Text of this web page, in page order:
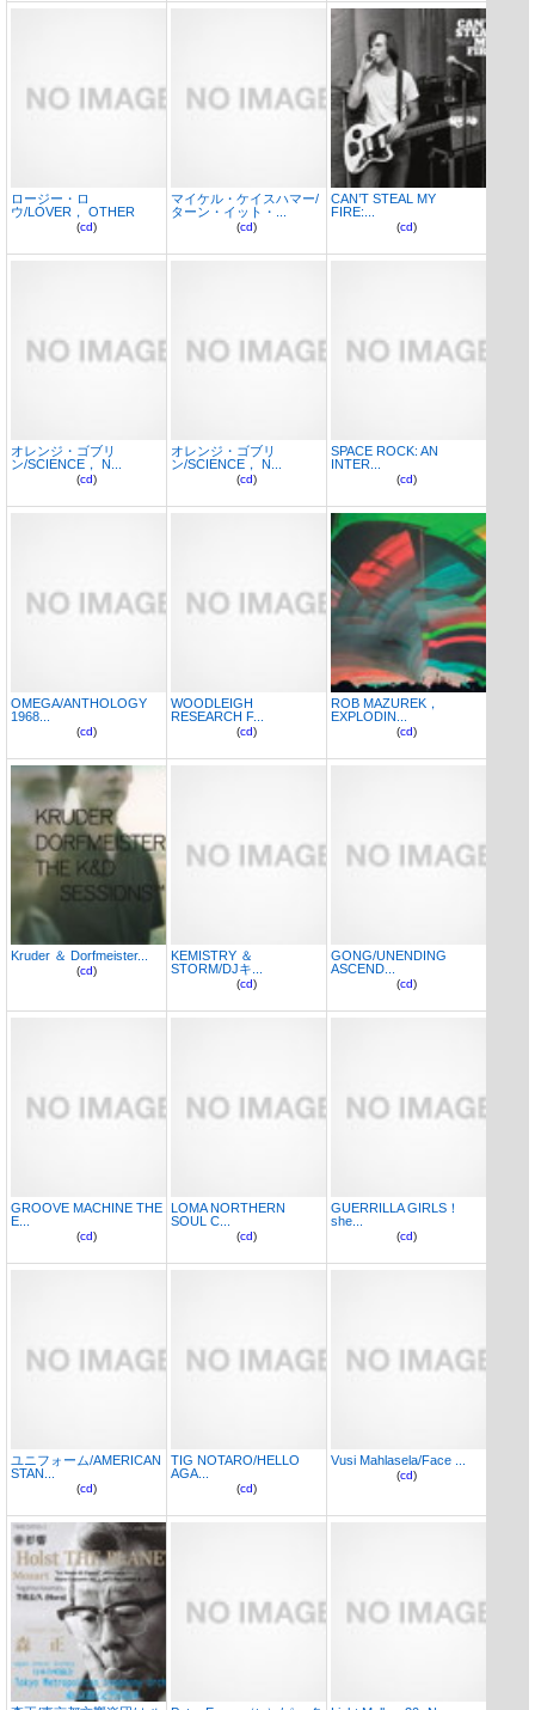
ロージー・ロ
ウ/LOVER， OTHER
(cd)
マイケル・ケイスハマー/
ターン・イット・...
(cd)
CAN’T STEAL MY
FIRE:...
(cd)
オレンジ・ゴブリ
ン/SCIENCE， N...
(cd)
オレンジ・ゴブリ
ン/SCIENCE， N...
(cd)
SPACE ROCK: AN
INTER...
(cd)
OMEGA/ANTHOLOGY
1968...
(cd)
WOODLEIGH
RESEARCH F...
(cd)
ROB MAZUREK，
EXPLODIN...
(cd)
Kruder ＆ Dorfmeister...
(cd)
KEMISTRY ＆
STORM/DJキ...
(cd)
GONG/UNENDING
ASCEND...
(cd)
GROOVE MACHINE THE
E...
(cd)
LOMA NORTHERN
SOUL C...
(cd)
GUERRILLA GIRLS！
she...
(cd)
ユニフォーム/AMERICAN
STAN...
(cd)
TIG NOTARO/HELLO
AGA...
(cd)
Vusi Mahlasela/Face ...
(cd)